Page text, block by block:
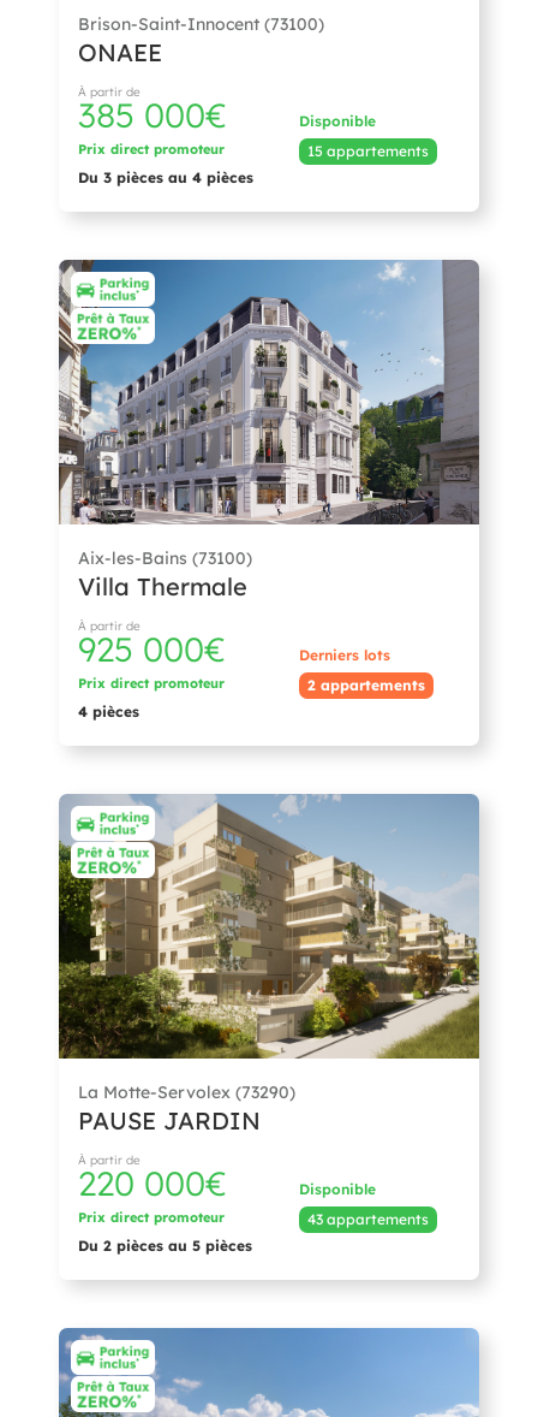
Brison-Saint-Innocent (73100)
ONAEE
À partir de
385 000€
Prix direct promoteur
Du 3 pièces au 4 pièces
Disponible
15 appartements
Aix-les-Bains (73100)
Villa Thermale
À partir de
925 000€
Prix direct promoteur
4 pièces
Derniers lots
2 appartements
La Motte-Servolex (73290)
PAUSE JARDIN
À partir de
220 000€
Prix direct promoteur
Du 2 pièces au 5 pièces
Disponible
43 appartements